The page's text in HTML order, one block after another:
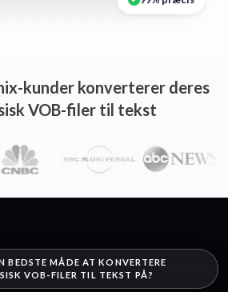
99% præcis
kunder konverterer deres
VOB-filer til tekst
BEDSTE MÅDE AT KONVERTERE
VOB-FILER TIL TEKST PÅ?